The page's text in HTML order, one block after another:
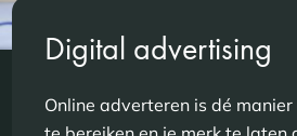
Digital advertising
Online adverteren is dé